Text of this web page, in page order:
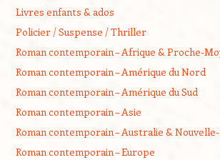
Livres enfants & ados
Policier / Suspense / Thriller
Roman contemporain – Afrique & Proche-
Roman contemporain – Amérique du Nord
Roman contemporain – Amérique du Sud
Roman contemporain – Asie
Roman contemporain – Australie &
Roman contemporain – Europe